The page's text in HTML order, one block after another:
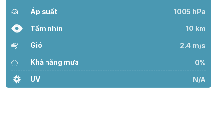
Áp suất 1005 hPa
Tầm nhìn 10 km
Gió 2.4 m/s
Khả năng mưa 0%
UV N/A